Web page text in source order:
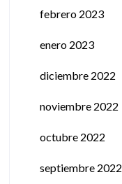
febrero 2023
enero 2023
diciembre 2022
noviembre 2022
octubre 2022
septiembre 2022